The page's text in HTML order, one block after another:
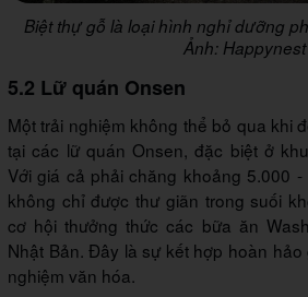
Biệt thự gỗ là loại hình nghỉ dưỡng
Ảnh: Happynest
5.2 Lữ quán Onsen
Một trải nghiệm không thể bỏ qua khi
tại các lữ quán Onsen, đặc biệt ở
Với giá cả phải chăng khoảng 5.000
không chỉ được thư giãn trong suối
cơ hội thưởng thức các bữa ăn
Nhật Bản. Đây là sự kết hợp hoàn
nghiệm văn hóa.